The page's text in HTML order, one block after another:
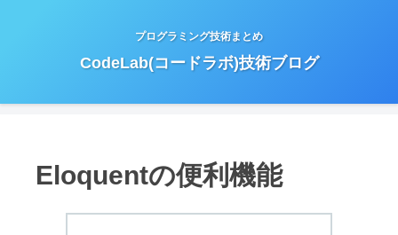
プログラミング技術まとめ
CodeLab(コードラボ)技術ブログ
Eloquentの便利機能